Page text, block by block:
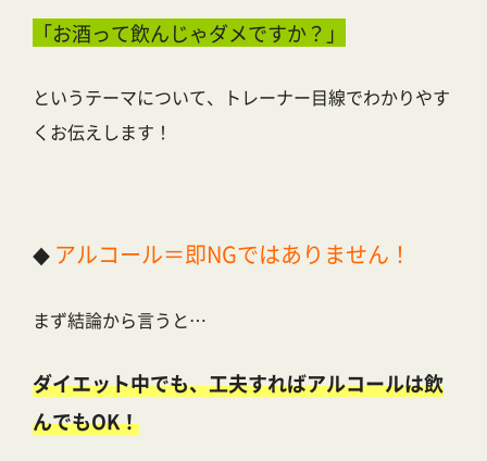
「お酒って飲んじゃダメですか？」
というテーマについて、トレーナー目線でわかりやす
くお伝えします！
◆ アルコール＝即NGではありません！
まず結論から言うと…
ダイエット中でも、工夫すればアルコールは飲
んでもOK！